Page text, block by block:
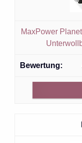
MaxPower